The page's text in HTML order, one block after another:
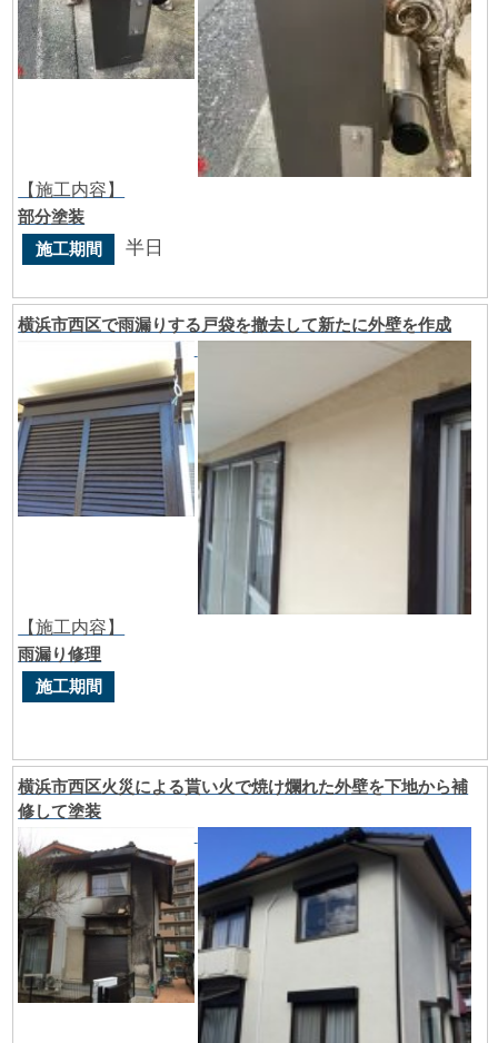
【施工内容】
部分塗装
施工期間 半日
横浜市西区で雨漏りする戸袋を撤去して新たに外壁を作成
【施工内容】
雨漏り修理
施工期間
横浜市西区火災による貰い火で焼け爛れた外壁を下地から補
修して塗装